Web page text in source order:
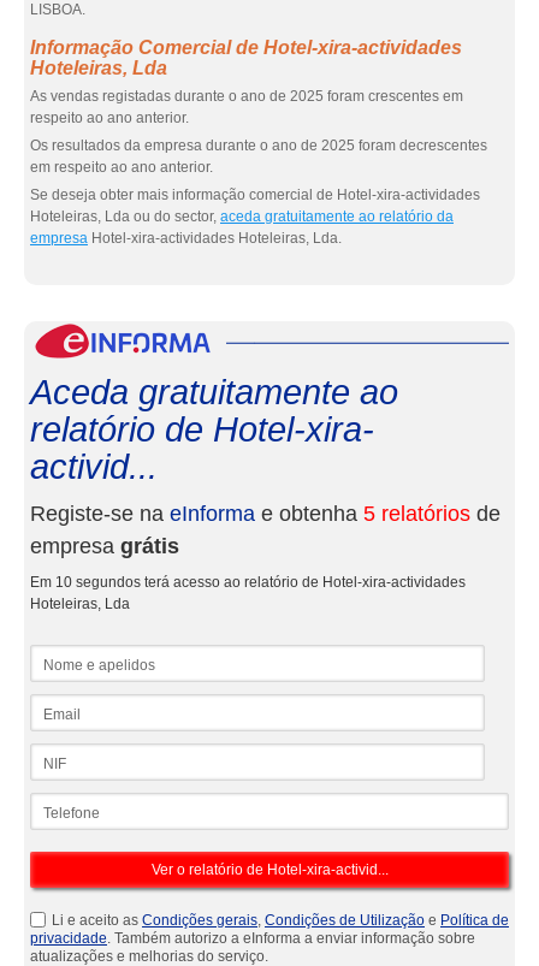
LISBOA.
Informação Comercial de Hotel-xira-actividades
Hoteleiras, Lda
As vendas registadas durante o ano de 2025 foram crescentes em
respeito ao ano anterior.
Os resultados da empresa durante o ano de 2025 foram decrescentes
em respeito ao ano anterior.
Se deseja obter mais informação comercial de Hotel-xira-actividades
Hoteleiras, Lda ou do sector, aceda gratuitamente ao relatório da
empresa Hotel-xira-actividades Hoteleiras, Lda.
Aceda gratuitamente ao
relatório de Hotel-xira-
activid...
Registe-se na eInforma e obtenha 5 relatórios de
empresa grátis
Em 10 segundos terá acesso ao relatório de Hotel-xira-actividades
Hoteleiras, Lda
Li e aceito as Condições gerais, Condições de Utilização e Política de
privacidade. Também autorizo a eInforma a enviar informação sobre
atualizações e melhorias do serviço.